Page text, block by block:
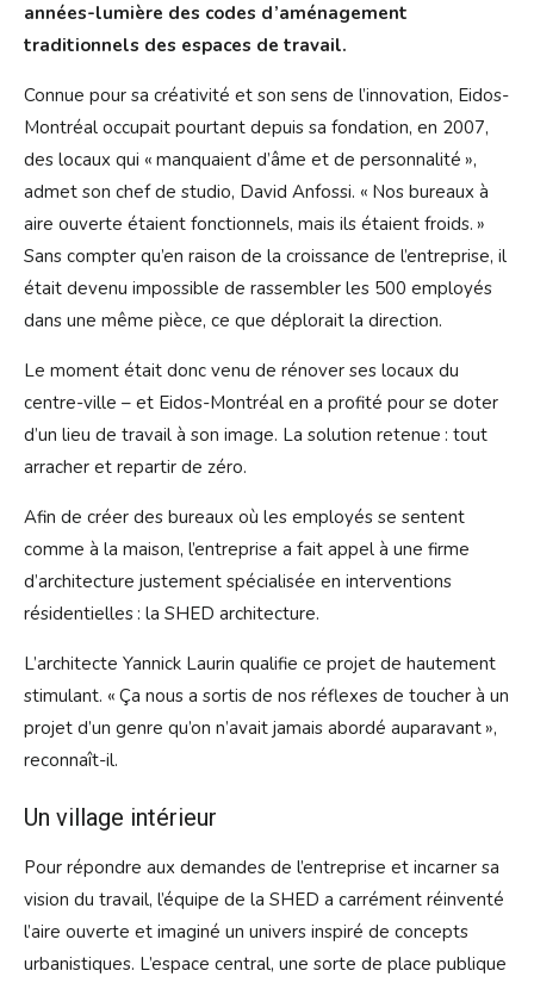
années-lumière des codes d’aménagement
traditionnels des espaces de travail.
Connue pour sa créativité et son sens de l’innovation, Eidos-
Montréal occupait pourtant depuis sa fondation, en 2007,
des locaux qui « manquaient d’âme et de personnalité »,
admet son chef de studio, David Anfossi. « Nos bureaux à
aire ouverte étaient fonctionnels, mais ils étaient froids. »
Sans compter qu’en raison de la croissance de l’entreprise, il
était devenu impossible de rassembler les 500 employés
dans une même pièce, ce que déplorait la direction.
Le moment était donc venu de rénover ses locaux du
centre-ville – et Eidos-Montréal en a profité pour se doter
d’un lieu de travail à son image. La solution retenue : tout
arracher et repartir de zéro.
Afin de créer des bureaux où les employés se sentent
comme à la maison, l’entreprise a fait appel à une firme
d’archi­tecture justement spécialisée en interventions
résidentielles : la SHED architecture.
L’architecte Yannick Laurin qualifie ce projet de hautement
stimulant. « Ça nous a sortis de nos réflexes de toucher à un
projet d’un genre qu’on n’avait jamais abordé auparavant »,
reconnaît-il.
Un village intérieur
Pour répondre aux demandes de l’entreprise et incarner sa
vision du travail, l’équipe de la SHED a carrément réinventé
l’aire ouverte et imaginé un univers inspiré de concepts
urbanistiques. L’espace central, une sorte de place publique